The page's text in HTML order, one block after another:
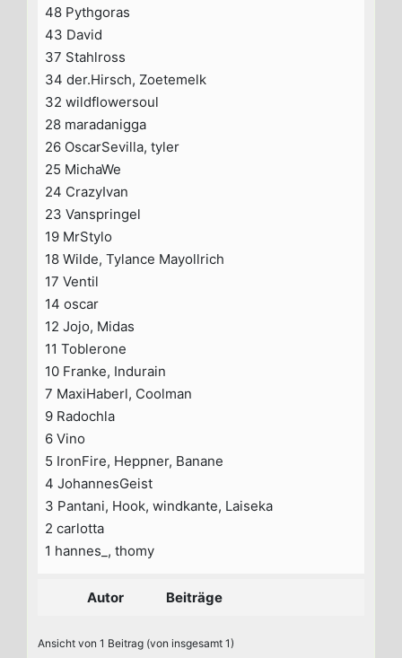
48 Pythgoras
43 David
37 Stahlross
34 der.Hirsch, Zoetemelk
32 wildflowersoul
28 maradanigga
26 OscarSevilla, tyler
25 MichaWe
24 CrazyIvan
23 Vanspringel
19 MrStylo
18 Wilde, Tylance Mayollrich
17 Ventil
14 oscar
12 Jojo, Midas
11 Toblerone
10 Franke, Indurain
7 MaxiHaberl, Coolman
9 Radochla
6 Vino
5 IronFire, Heppner, Banane
4 JohannesGeist
3 Pantani, Hook, windkante, Laiseka
2 carlotta
1 hannes_, thomy
Autor Beiträge
Ansicht von 1 Beitrag (von insgesamt 1)